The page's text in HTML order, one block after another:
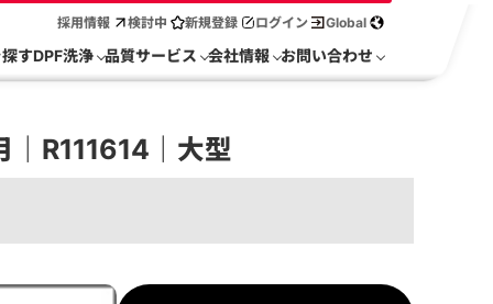
採用情報 検討中 新規登録 ログイン Global
すDPF洗浄 品質サービス 会社情報 お問い合わせ
R111614｜大型